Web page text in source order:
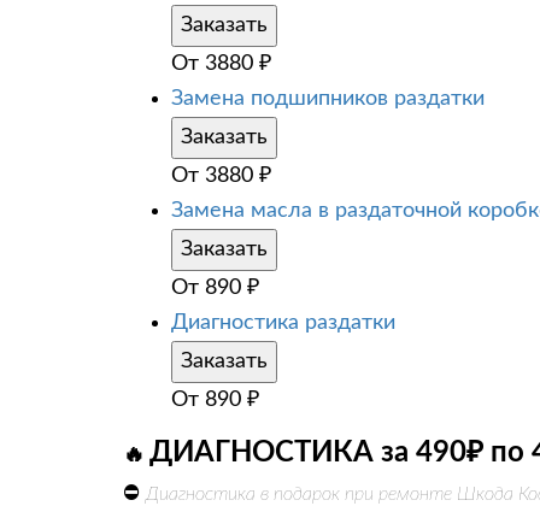
Заказать
От 3880 ₽
Замена подшипников раздатки
Заказать
От 3880 ₽
Замена масла в раздаточной
Заказать
От 890 ₽
Диагностика раздатки
Заказать
От 890 ₽
🔥 ДИАГНОСТИКА за 490₽ по
⛔ Диагностика в подарок при ремонте Шкода